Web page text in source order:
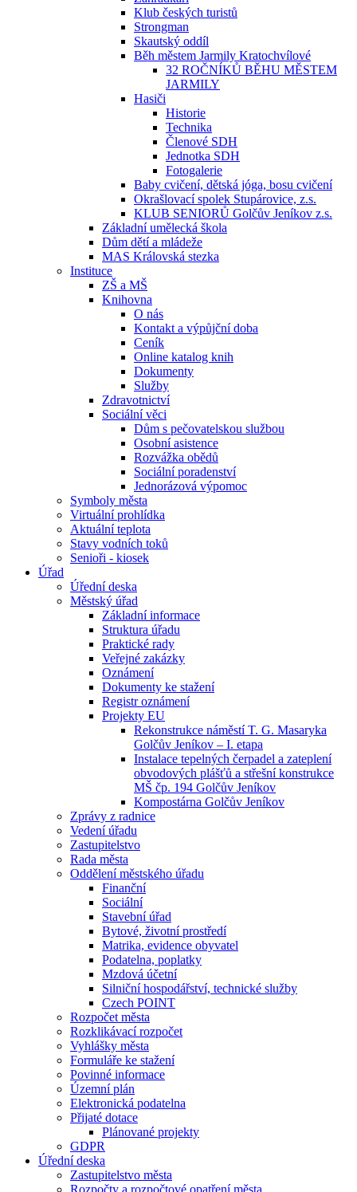
Klub českých turistů
Strongman
Skautský oddíl
Běh městem Jarmily Kratochvílové
32 ROČNÍKŮ BĚHU MĚSTEM
JARMILY
Hasiči
Historie
Technika
Členové SDH
Jednotka SDH
Fotogalerie
Baby cvičení, dětská jóga, bosu cvičení
Okrašlovací spolek Stupárovice, z.s.
KLUB SENIORŮ Golčův Jeníkov z.s.
Základní umělecká škola
Dům dětí a mládeže
MAS Královská stezka
Instituce
ZŠ a MŠ
Knihovna
O nás
Kontakt a výpůjční doba
Ceník
Online katalog knih
Dokumenty
Služby
Zdravotnictví
Sociální věci
Dům s pečovatelskou službou
Osobní asistence
Rozvážka obědů
Sociální poradenství
Jednorázová výpomoc
Symboly města
Virtuální prohlídka
Aktuální teplota
Stavy vodních toků
Senioři - kiosek
Úřad
Úřední deska
Městský úřad
Základní informace
Struktura úřadu
Praktické rady
Veřejné zakázky
Oznámení
Dokumenty ke stažení
Registr oznámení
Projekty EU
Rekonstrukce náměstí T. G. Masaryka
Golčův Jeníkov – I. etapa
Instalace tepelných čerpadel a zateplení
obvodových plášťů a střešní konstrukce
MŠ čp. 194 Golčův Jeníkov
Kompostárna Golčův Jeníkov
Zprávy z radnice
Vedení úřadu
Zastupitelstvo
Rada města
Oddělení městského úřadu
Finanční
Sociální
Stavební úřad
Bytové, životní prostředí
Matrika, evidence obyvatel
Podatelna, poplatky
Mzdová účetní
Silniční hospodářství, technické služby
Czech POINT
Rozpočet města
Rozklikávací rozpočet
Vyhlášky města
Formuláře ke stažení
Povinné informace
Územní plán
Elektronická podatelna
Přijaté dotace
Plánované projekty
GDPR
Úřední deska
Zastupitelstvo města
Rozpočty a rozpočtové opatření města